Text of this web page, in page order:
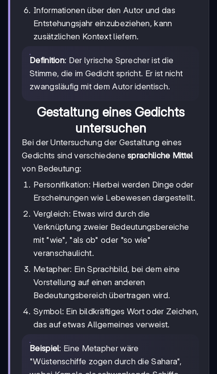
Informationen über den Autor und das
Entstehungsjahr einzubeziehen, kann
zusätzlichen Kontext liefern.
Definition: Der lyrische Sprecher ist die
Stimme, die im Gedicht spricht. Er ist nicht
zwangsläufig mit dem Autor identisch.
Gestaltung eines Gedichts
untersuchen
Bei der Untersuchung der Gestaltung eines
Gedichts sind verschiedenesprachliche Mittel
von Bedeutung:
Personifikation: Hierbei werden Dinge oder
Erscheinungen wie Lebewesen dargestellt.
Vergleich: Etwas wird durch die
Verknüpfung zweier Bedeutungsbereiche
mit "wie", "als ob" oder "so wie"
veranschaulicht.
Metapher: Ein Sprachbild, bei dem eine
Vorstellung auf einen anderen
Bedeutungsbereich übertragen wird.
Symbol: Ein bildkräftiges Wort oder Zeichen,
das auf etwas Allgemeines verweist.
Beispiel: Eine Metapher wäre
"Wüstenschiffe zogen durch die Sahara",